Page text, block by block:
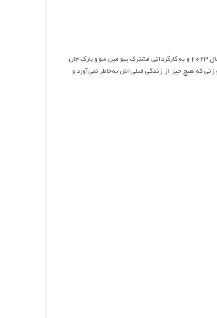
ماه در روز، نام سریالی فانتزی، تاریخی، عاشقانه و هیجان انگیز محصول سال ۲۰۲۳ و به کارگردانی مشترک پیو مین سو و پارک چان
که هیچ چیز از زندگی قبلی‌اش به‌خاطر نمی‌آورد و